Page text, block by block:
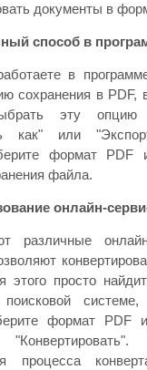
документы в
способ в
в
сохранения в PDF,
эту
как" или
формат PDF
файла.
онлайн-
различные
этого просто
системе,
формат PDF
процесса